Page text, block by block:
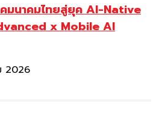
มนาคมไทยสู่ยุค AI-Native
x Mobile AI
2026